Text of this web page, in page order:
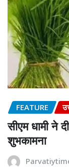
FEATURE
सीएम धामी ने
शुभकामना